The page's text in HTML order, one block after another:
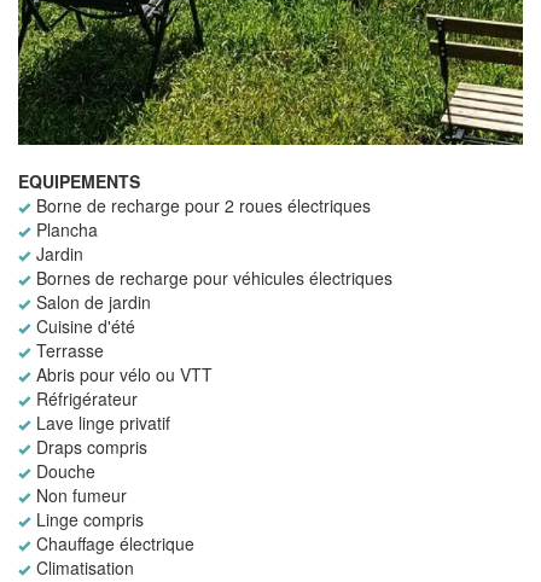
EQUIPEMENTS
Borne de recharge pour 2 roues électriques
Plancha
Jardin
Bornes de recharge pour véhicules électriques
Salon de jardin
Cuisine d'été
Terrasse
Abris pour vélo ou VTT
Réfrigérateur
Lave linge privatif
Draps compris
Douche
Non fumeur
Linge compris
Chauffage électrique
Climatisation